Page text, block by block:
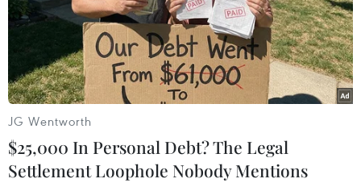
JG Wentworth
$25,000 In Personal Debt? The Legal
Settlement Loophole Nobody Mentions